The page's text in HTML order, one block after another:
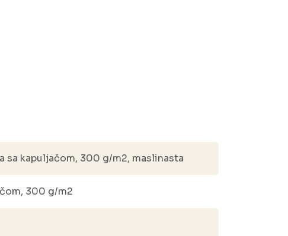
sa kapuljačom, 300 g/m2, maslinasta
300 g/m2